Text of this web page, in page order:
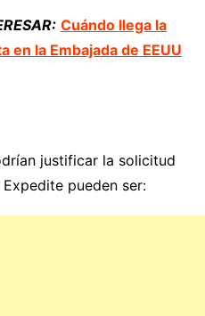
Cuándo llega la
en la Embajada de EEUU
justificar la solicitud
pueden ser: